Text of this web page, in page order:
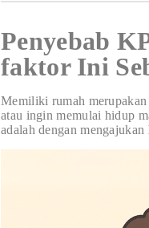
Penyebab
faktor Ini
Memiliki rumah merupakan
atau ingin memulai hidup
adalah dengan mengajukan